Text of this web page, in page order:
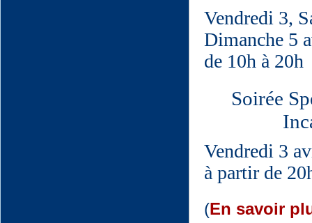
Vendredi 3,
Dimanche 5
de 10h à 20h
Soirée
Vendredi 3
à partir de
(En savoir